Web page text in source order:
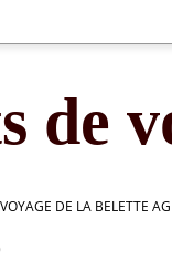
de
DE LA BELETTE